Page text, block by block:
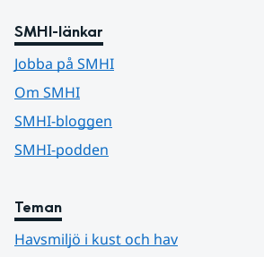
SMHI-länkar
Jobba på SMHI
Om SMHI
SMHI-bloggen
SMHI-podden
Teman
Havsmiljö i kust och hav